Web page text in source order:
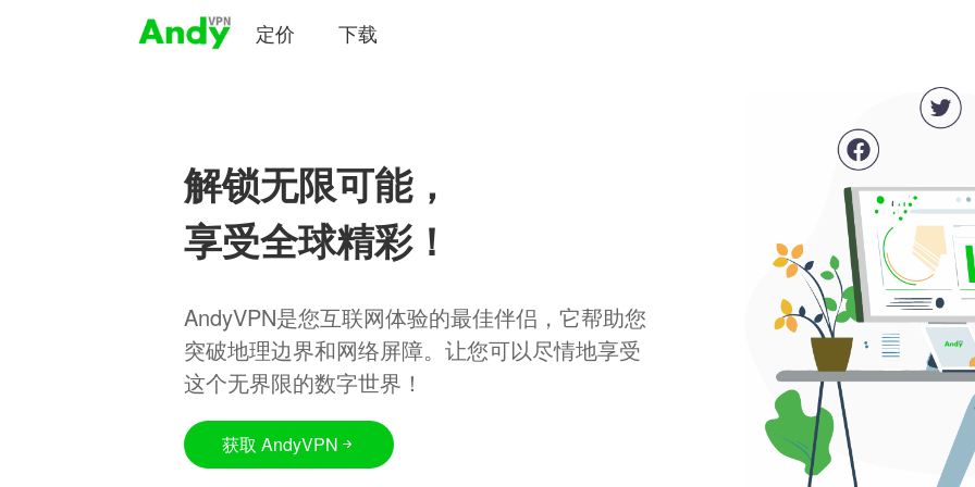
定价 下载
解锁无限可能，
享受全球精彩！
AndyVPN是您互联网体验的最佳伴侣，它帮助您
突破地理边界和网络屏障。让您可以尽情地享受
这个无界限的数字世界！
获取 AndyVPN